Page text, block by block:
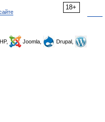
18+
Joomla,
Drupal,